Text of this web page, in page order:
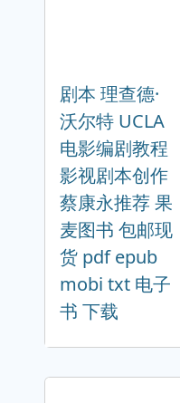
剧本 理查德·
沃尔特 UCLA
电影编剧教程
影视剧本创作
蔡康永推荐 果
麦图书 包邮现
货 pdf epub
mobi txt 电子
书 下载